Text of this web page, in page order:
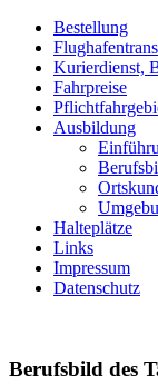
Bestellung
Kurierdienst,
Fahrpreise
Ausbildung
Halteplätze
Links
Impressum
Datenschutz
Berufsbild des